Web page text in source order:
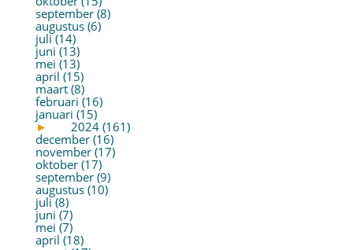
september (8)
augustus (6)
juli (14)
juni (13)
mei (13)
april (15)
maart (8)
februari (16)
januari (15)
►
2024 (161)
december (16)
november (17)
oktober (17)
september (9)
augustus (10)
juli (8)
juni (7)
mei (7)
april (18)